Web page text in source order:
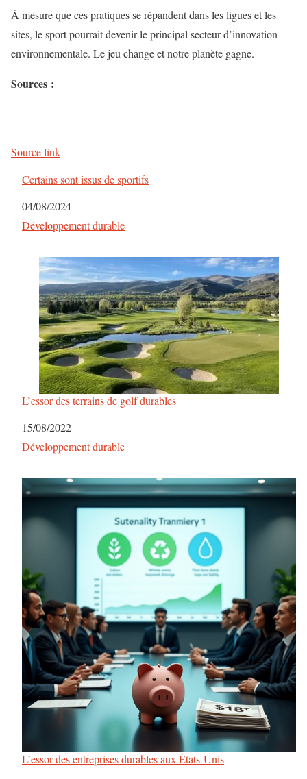
À mesure que ces pratiques se répandent dans les ligues et les
sites, le sport pourrait devenir le principal secteur d’innovation
environnementale. Le jeu change et notre planète gagne.
Sources :
Source link
Certains sont issus de sportifs
Date
04/08/2024
Par rapport à
Développement durable
L’essor des terrains de golf durables
Date
15/08/2022
Par rapport à
Développement durable
L’essor des entreprises durables aux États-Unis